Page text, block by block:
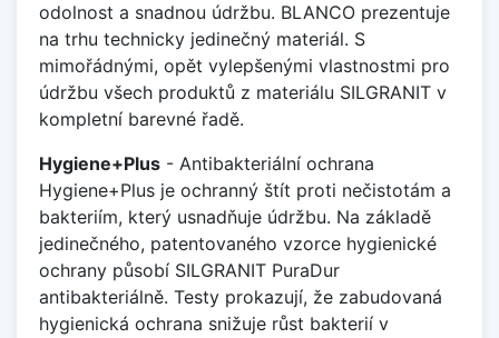
odolnost a snadnou údržbu. BLANCO prezentuje
na trhu technicky jedinečný materiál. S
mimořádnými, opět vylepšenými vlastnostmi pro
údržbu všech produktů z materiálu SILGRANIT v
kompletní barevné řadě.
Hygiene+Plus - Antibakteriální ochrana
Hygiene+Plus je ochranný štít proti nečistotám a
bakteriím, který usnadňuje údržbu. Na základě
jedinečného, patentovaného vzorce hygienické
ochrany působí SILGRANIT PuraDur
antibakteriálně. Testy prokazují, že zabudovaná
hygienická ochrana snižuje růst bakterií v